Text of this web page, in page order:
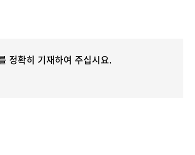
정확히 기재하여 주십시요.